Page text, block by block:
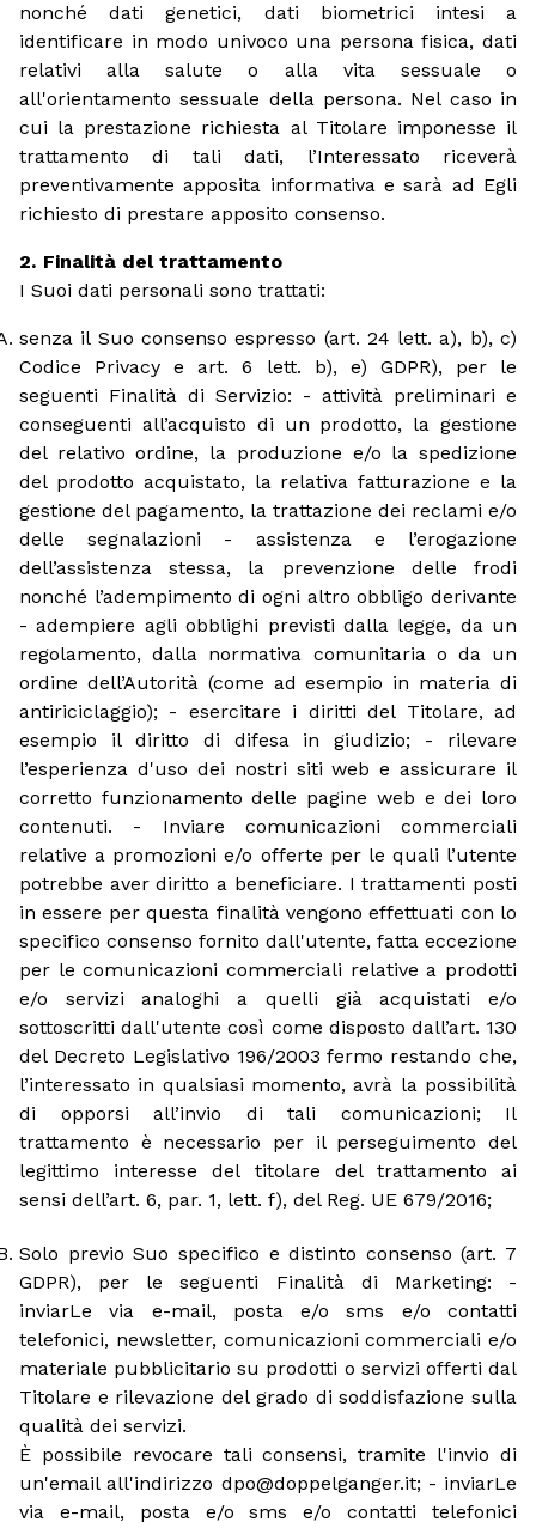
nonché dati genetici, dati biometrici intesi a
identificare in modo univoco una persona fisica, dati
relativi alla salute o alla vita sessuale o
all'orientamento sessuale della persona. Nel caso in
cui la prestazione richiesta al Titolare imponesse il
trattamento di tali dati, l’Interessato riceverà
preventivamente apposita informativa e sarà ad Egli
richiesto di prestare apposito consenso.
Finalità del trattamento
I Suoi dati personali sono trattati:
senza il Suo consenso espresso (art. 24 lett. a), b), c)
Codice Privacy e art. 6 lett. b), e) GDPR), per le
seguenti Finalità di Servizio: - attività preliminari e
conseguenti all’acquisto di un prodotto, la gestione
del relativo ordine, la produzione e/o la spedizione
del prodotto acquistato, la relativa fatturazione e la
gestione del pagamento, la trattazione dei reclami e/o
delle segnalazioni - assistenza e l’erogazione
dell’assistenza stessa, la prevenzione delle frodi
nonché l’adempimento di ogni altro obbligo derivante
- adempiere agli obblighi previsti dalla legge, da un
regolamento, dalla normativa comunitaria o da un
ordine dell’Autorità (come ad esempio in materia di
antiriciclaggio); - esercitare i diritti del Titolare, ad
esempio il diritto di difesa in giudizio; - rilevare
l’esperienza d'uso dei nostri siti web e assicurare il
corretto funzionamento delle pagine web e dei loro
contenuti. - Inviare comunicazioni commerciali
relative a promozioni e/o offerte per le quali l’utente
potrebbe aver diritto a beneficiare. I trattamenti posti
in essere per questa finalità vengono effettuati con lo
specifico consenso fornito dall'utente, fatta eccezione
per le comunicazioni commerciali relative a prodotti
e/o servizi analoghi a quelli già acquistati e/o
sottoscritti dall'utente così come disposto dall’art. 130
del Decreto Legislativo 196/2003 fermo restando che,
l’interessato in qualsiasi momento, avrà la possibilità
di opporsi all’invio di tali comunicazioni; Il
trattamento è necessario per il perseguimento del
legittimo interesse del titolare del trattamento ai
sensi dell’art. 6, par. 1, lett. f), del Reg. UE 679/2016;
Solo previo Suo specifico e distinto consenso (art. 7
GDPR), per le seguenti Finalità di Marketing: -
inviarLe via e-mail, posta e/o sms e/o contatti
telefonici, newsletter, comunicazioni commerciali e/o
materiale pubblicitario su prodotti o servizi offerti dal
Titolare e rilevazione del grado di soddisfazione sulla
qualità dei servizi.
È possibile revocare tali consensi, tramite l'invio di
un'email all'indirizzo dpo@doppelganger.it; - inviarLe
via e-mail, posta e/o sms e/o contatti telefonici